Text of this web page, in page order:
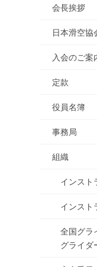
会長挨拶
日本滑空協
入会のご案
定款
役員名簿
事務局
組織
インスト
インスト
全国グラ
グライダ